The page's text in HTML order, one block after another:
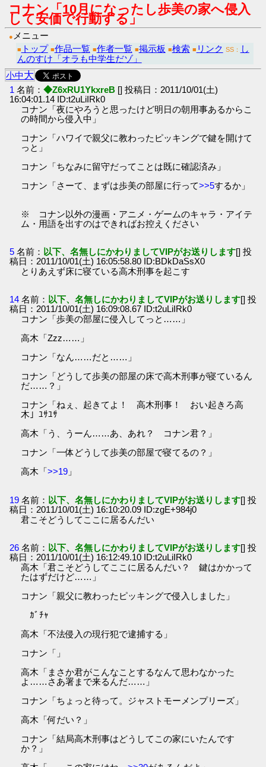
コナン「10月になったし歩美の家へ侵入
して安価で行動する」
● メニュー
■ トップ ■作品一覧 ■作者一覧 ■掲示板 ■検索 ■ リンク SS：
し
んのすけ「オラも中学生だゾ」
小中大
1 名前：◆Z6xRU1YkxreB [] 投稿日：2011/10/01(土)
16:04:01.14 ID:t2uLiIRk0
コナン「夜にやろうと思ったけど明日の朝用事あるからこ
の時間から侵入中」
コナン「ハワイで親父に教わったピッキングで鍵を開けて
っと」
コナン「ちなみに留守だってことは既に確認済み」
コナン「さーて、まずは歩美の部屋に行って>>5するか」
※ コナン以外の漫画・アニメ・ゲームのキャラ・アイテ
ム・用語を出すのはできればお控えください
5 名前： 以下、名無しにかわりましてVIPがお送りします[] 投
稿日：2011/10/01(土) 16:05:58.80 ID:BDkDaSsX0
とりあえず床に寝ている高木刑事を起こす
14 名前： 以下、名無しにかわりましてVIPがお送りします[] 投
稿日：2011/10/01(土) 16:09:08.67 ID:t2uLiIRk0
コナン「歩美の部屋に侵入してっと……」
高木「Zzz……」
コナン「なん……だと……」
コナン「どうして歩美の部屋の床で高木刑事が寝ているん
だ……？」
コナン「ねぇ、起きてよ！ 高木刑事！ おい起きろ高
木」ﾕｻﾕｻ
高木「う、うーん……あ、あれ？ コナン君？」
コナン「一体どうして歩美の部屋で寝てるの？」
高木「>>19 」
19 名前： 以下、名無しにかわりましてVIPがお送りします[] 投
稿日：2011/10/01(土) 16:10:20.09 ID:zgE+984j0
君こそどうしてここに居るんだい
26 名前： 以下、名無しにかわりましてVIPがお送りします[] 投
稿日：2011/10/01(土) 16:12:49.10 ID:t2uLiIRk0
高木「君こそどうしてここに居るんだい？ 鍵はかかって
たはずだけど……」
コナン「親父に教わったピッキングで侵入しました」
ｶﾞﾁｬ
高木「不法侵入の現行犯で逮捕する」
コナン「」
高木「まさか君がこんなことするなんて思わなかった
よ……さあ署まで来るんだ……」
コナン「ちょっと待って。ジャストモーメンプリーズ」
高木「何だい？」
コナン「結局高木刑事はどうしてこの家にいたんです
か？」